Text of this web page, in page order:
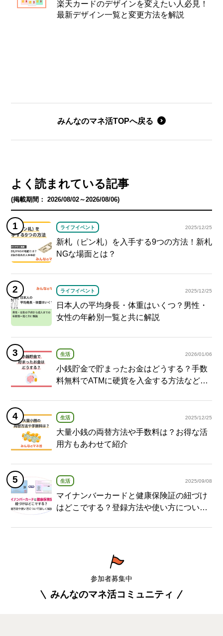
楽天カードのデザインを変えたい人必見！
最新デザイン一覧と変更方法を解説
みんなのマネ活TOPへ戻る
よく読まれている記事
(掲載期間： 2026/08/02～2026/08/06)
ライフイベント 2025/12/25
新札（ピン札）を入手する9つの方法！新札
NGな場面とは？
ライフイベント 2025/12/25
日本人の平均身長・体重はいくつ？男性・
女性の年齢別一覧と共に解説
生活 2026/01/06
小銭貯金で貯まったお金はどうする？手数
料無料でATMに硬貨を入金する方法など紹
生活 2025/12/25
大量小銭の両替方法や手数料は？お得な活
用方もあわせて紹介
生活 2025/09/08
マイナンバーカードと健康保険証の紐づけ
はどこでする？登録方法や使い方について
参加者募集中
みんなのマネ活コミュニティ